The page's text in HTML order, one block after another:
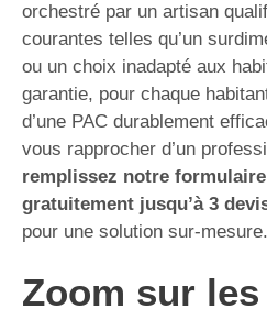
orchestré par un artisan
courantes telles qu’un
ou un choix inadapté aux
garantie, pour chaque
d’une PAC durablement
vous rapprocher d’un
remplissez notre
gratuitement jusqu’à 3
pour une solution sur-mesure.
Zoom sur